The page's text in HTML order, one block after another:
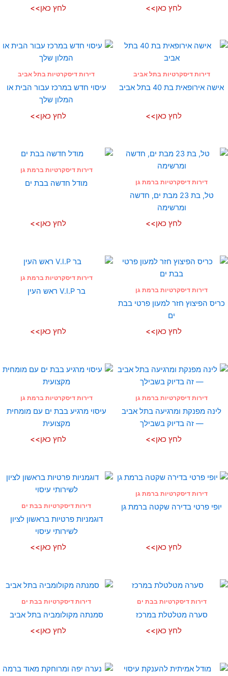
לחץ כאן>> לחץ כאן>>
דירות דיסקרטיות בתל אביב
אישה אירופאית בת 40 בתל אביב
לחץ כאן>>
דירות דיסקרטיות בתל אביב
עיסוי חדש במרכז עבור הבית או
המלון שלך
לחץ כאן>>
דירות דיסקרטיות ברמת גן
טל, בת 23 מבת ים, חדשה
ומרשימה
לחץ כאן>>
דירות דיסקרטיות ברמת גן
מודל חדשה בבת ים
לחץ כאן>>
דירות דיסקרטיות ברמת גן
כריס הפיצוץ חזר למעון פרטי בבת
ים
לחץ כאן>>
דירות דיסקרטיות ברמת גן
בר V.I.P ראש העין
לחץ כאן>>
דירות דיסקרטיות ברמת גן
לינה מפנקת ומרגיעה בתל אביב
— זה בדיוק בשבילך
לחץ כאן>>
דירות דיסקרטיות ברמת גן
עיסוי מרגיע בבת ים עם מומחית
מקצועית
לחץ כאן>>
דירות דיסקרטיות ברמת גן
יופי פרטי בדירה שקטה ברמת גן
לחץ כאן>>
דירות דיסקרטיות בבת ים
דוגמניות פרטיות בראשון לציון
לשירותי עיסוי
לחץ כאן>>
דירות דיסקרטיות בבת ים
סערה מטלטלת במרכז
לחץ כאן>>
דירות דיסקרטיות בבת ים
סמנתה מקולומביה בתל אביב
לחץ כאן>>